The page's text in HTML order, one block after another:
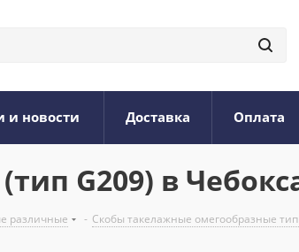
и новости Доставка Оплата
G209) в
различные - Скобы такелажные омегообразные тип